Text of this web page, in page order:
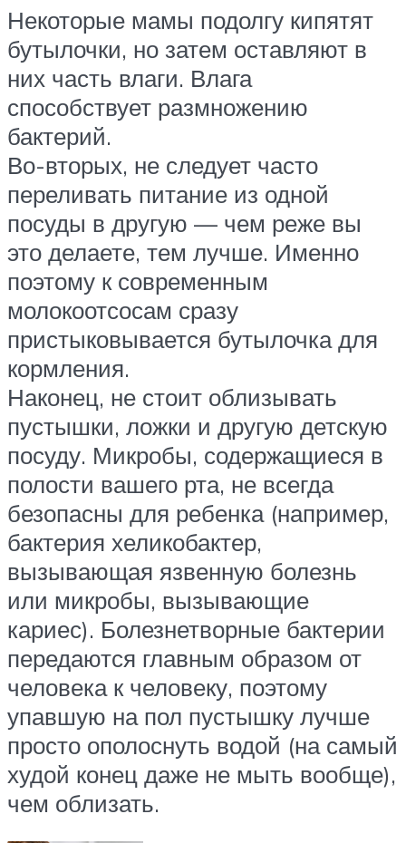
Некоторые мамы подолгу кипятят
бутылочки, но затем оставляют в
них часть влаги. Влага
способствует размножению
бактерий.
Во-вторых, не следует часто
переливать питание из одной
посуды в другую — чем реже вы
это делаете, тем лучше. Именно
поэтому к современным
молокоотсосам сразу
пристыковывается бутылочка для
кормления.
Наконец, не стоит облизывать
пустышки, ложки и другую детскую
посуду. Микробы, содержащиеся в
полости вашего рта, не всегда
безопасны для ребенка (например,
бактерия хеликобактер,
вызывающая язвенную болезнь
или микробы, вызывающие
кариес). Болезнетворные бактерии
передаются главным образом от
человека к человеку, поэтому
упавшую на пол пустышку лучше
просто ополоснуть водой (на самый
худой конец даже не мыть вообще),
чем облизать.